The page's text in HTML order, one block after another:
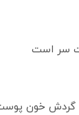
گردش خون